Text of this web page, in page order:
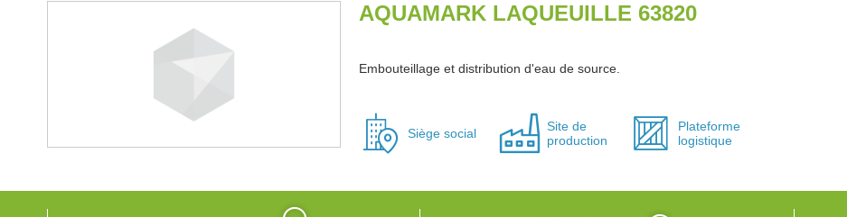
AQUAMARK LAQUEUILLE 63820
Embouteillage et distribution d'eau de source.
Siège social
Site de
production
Plateforme
logistique